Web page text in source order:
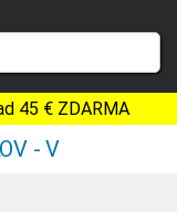
45 € ZDARMA
- V